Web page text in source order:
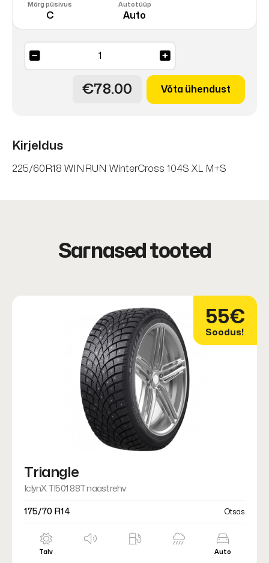
Märg püsivus
C
Autotüüp
Auto
104S
€78.00 Võta ühendust
Kirjeldus
225/60R18 WINRUN WinterCross 104S XL M+S
Sarnased tooted
55€
Soodus!
Triangle
IclynX TI501 88T naastrehv
175/70 R14 Otsas
Talv Auto